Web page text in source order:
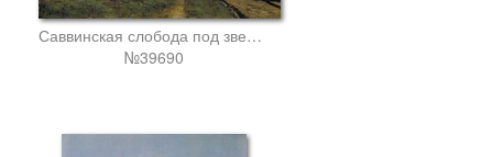
Саввинская слобода под звенигородом1
№39690